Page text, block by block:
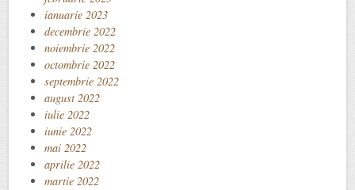
ianuarie 2023
decembrie 2022
noiembrie 2022
octombrie 2022
septembrie 2022
august 2022
iulie 2022
iunie 2022
mai 2022
aprilie 2022
martie 2022